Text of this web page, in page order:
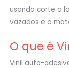
usando corte a
vazados e o
O que é
Vinil auto-